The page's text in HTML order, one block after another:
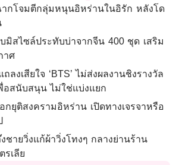
ากโจมตีกลุ่มหนุนอิหร่านในอิรัก หลังโด
มิสไซล์ประทับบ่าจากจีน 400 ชุด เสริม
าศ
ถลงเสียใจ ‘BTS’ ไม่ส่งผลงานชิงรางวัล
พื่อสนับสนุน ไม่ใช่แบ่งแยก
กยุติสงครามอิหร่าน เปิดทางเจรจาหรือ
ชายวิ่งแก้ผ้าวิ่งโทงๆ กลางย่านร้าน
รเลีย